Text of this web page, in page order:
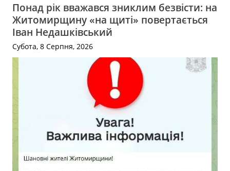
Понад рік вважався зниклим безвісти: на
Житомирщину «на щиті» повертається
Іван Недашківський
Субота, 8 Серпня, 2026